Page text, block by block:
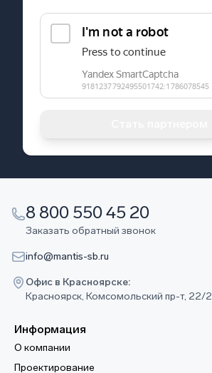
8 800 550 45 20
Заказать обратный звонок
info@mantis-sb.ru
Офис в Красноярске:
Красноярск, Комсомольский пр-т, 22/2
Информация
О компании
Проектирование